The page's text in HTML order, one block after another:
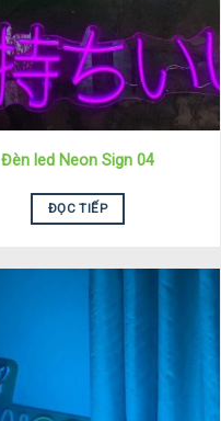
Đèn led Neon Sign 04
ĐỌC TIẾP